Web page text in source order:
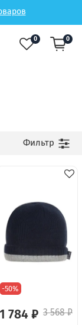
0 0
-50%
1 784 ₽ 3 568 ₽
Фильтр